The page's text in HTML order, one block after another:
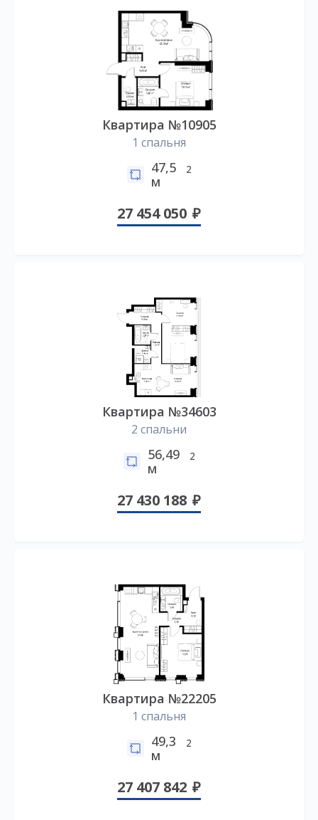
Квартира №10905
1 спальня
47,5
м
2
27 454 050
Квартира №34603
2 спальни
56,49
м
2
27 430 188
Квартира №22205
1 спальня
49,3
м
2
27 407 842